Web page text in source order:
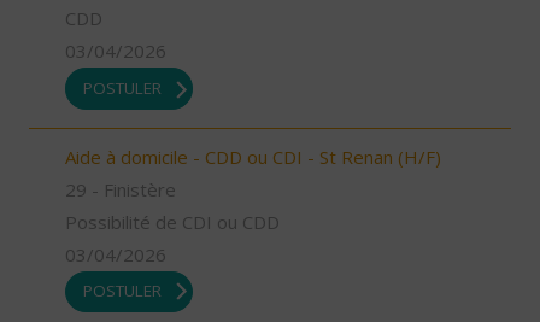
CDD
03/04/2026
POSTULER
Aide à domicile - CDD ou CDI - St Renan (H/F)
29 - Finistère
Possibilité de CDI ou CDD
03/04/2026
POSTULER